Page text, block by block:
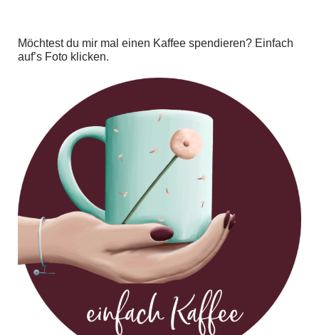
Möchtest du mir mal einen Kaffee spendieren? Einfach
auf’s Foto klicken.